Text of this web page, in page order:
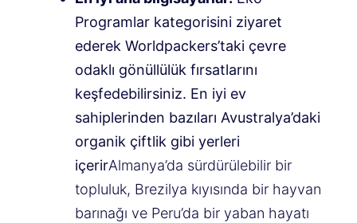
Programlar kategorisini ziyaret
ederek Worldpackers’taki çevre
odaklı gönüllülük fırsatlarını
keşfedebilirsiniz. En iyi ev
sahiplerinden bazıları Avustralya’daki
organik çiftlik gibi yerleri
içerirAlmanya’da sürdürülebilir bir
topluluk, Brezilya kıyısında bir hayvan
barınağı ve Peru’da bir yaban hayatı